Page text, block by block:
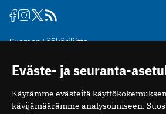
Suomen Lääkäriliitto
00510 Helsinki
puh. (09) 393 091
toimitus@potilaanlaakarilehti.fi
Eväste- ja seuranta-
Käytämme evästeitä
kävijämäärämme analysoimiseen.